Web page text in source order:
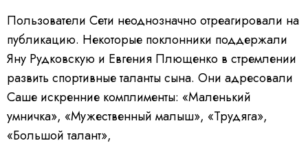
Пользователи Сети неоднозначно отреагировали на
публикацию. Некоторые поклонники поддержали
Яну Рудковскую и Евгения Плющенко в стремлении
развить спортивные таланты сына. Они адресовали
Саше искренние комплименты: «Маленький
умничка», «Мужественный малыш», «Трудяга»,
«Большой талант»,